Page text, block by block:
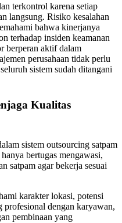
terkontrol karena setiap
langsung. Risiko kesalahan
bahwa kinerjanya
terhadap insiden keamanan
berperan aktif dalam
perusahaan tidak perlu
sistem sudah ditangani
Kualitas
sistem outsourcing satpam
bertugas mengawasi,
satpam agar bekerja sesuai
karakter lokasi, potensi
profesional dengan karyawan,
pembinaan yang